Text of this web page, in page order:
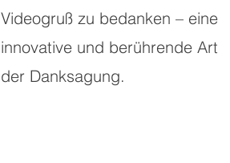
Videogruß zu bedanken – eine
innovative und berührende Art
der Danksagung.